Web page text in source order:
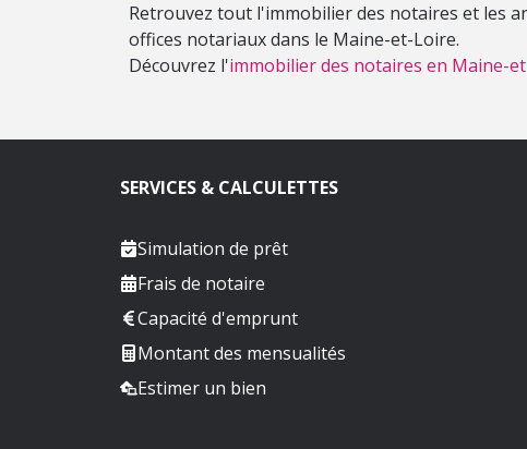
Retrouvez tout l'immobilier des notaires et les
offices notariaux dans le Maine-et-Loire.
Découvrez l'immobilier des notaires en Maine-
SERVICES & CALCULETTES
Simulation de prêt
Frais de notaire
Capacité d'emprunt
Montant des mensualités
Estimer un bien